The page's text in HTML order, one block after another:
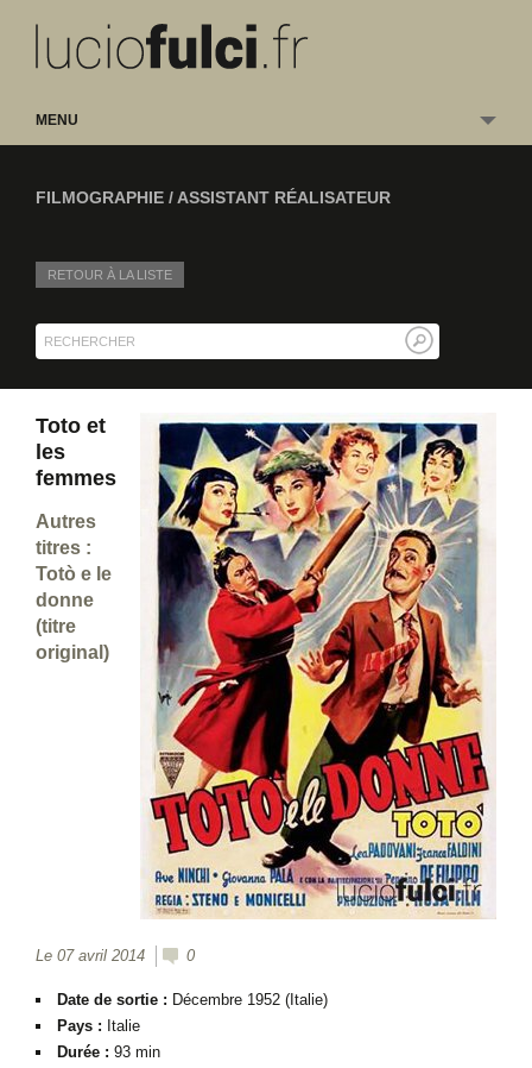
MENU
FILMOGRAPHIE / ASSISTANT RÉALISATEUR
RETOUR À LA LISTE
Toto et
les
femmes
Autres
titres :
Totò e le
donne
(titre
original)
Le 07 avril 2014 0
Date de sortie : Décembre 1952 (Italie)
Pays : Italie
Durée : 93 min